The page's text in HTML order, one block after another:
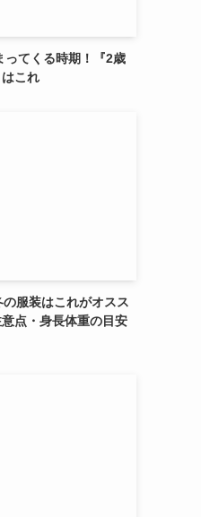
ってくる時期！『2歳
これ
の服装はこれがオスス
点・身長体重の目安